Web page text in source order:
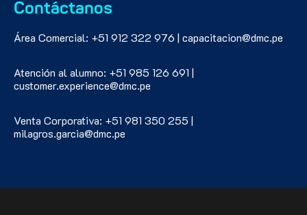
Contáctanos
Área Comercial: +51 912 322 976 | capacitacion@dmc.pe
Atención al alumno: +51 985 126 691 |
customer.experience@dmc.pe
Venta Corporativa: +51 981 350 255 |
milagros.garcia@dmc.pe